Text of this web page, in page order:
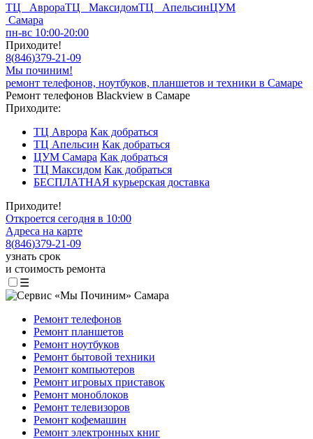
ТЦ АврораТЦ МаксидомТЦ АпельсинЦУМ
Самара
пн-вс 10:00-20:00
Приходите!
8(846)379-21-09
Мы починим!
ремонт телефонов, ноутбуков, планшетов и техники в Самаре
Ремонт телефонов Blackview в Самаре
Приходите:
ТЦ Аврора Как добраться
ТЦ Апельсин Как добраться
ЦУМ Самара Как добраться
ТЦ Максидом Как добраться
БЕСПЛАТНАЯ курьерская доставка
Приходите!
Откроется сегодня в 10:00
Адреса на карте
8(846)379-21-09
узнать срок
и стоимость ремонта
☰
Ремонт телефонов
Ремонт планшетов
Ремонт ноутбуков
Ремонт бытовой техники
Ремонт компьютеров
Ремонт игровых приставок
Ремонт моноблоков
Ремонт телевизоров
Ремонт кофемашин
Ремонт электронных книг